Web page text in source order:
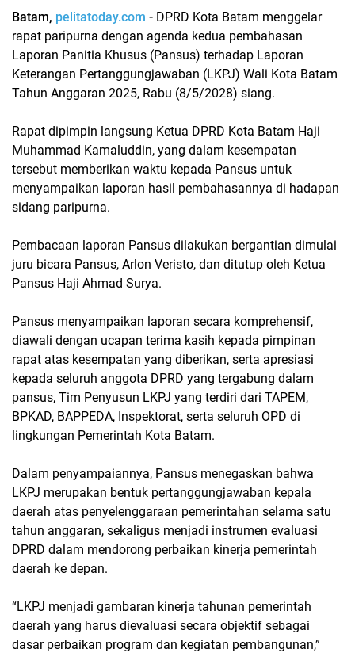
Batam, pelitatoday.com - DPRD Kota Batam menggelar
rapat paripurna dengan agenda kedua pembahasan
Laporan Panitia Khusus (Pansus) terhadap Laporan
Keterangan Pertanggungjawaban (LKPJ) Wali Kota Batam
Tahun Anggaran 2025, Rabu (8/5/2028) siang.
Rapat dipimpin langsung Ketua DPRD Kota Batam Haji
Muhammad Kamaluddin, yang dalam kesempatan
tersebut memberikan waktu kepada Pansus untuk
menyampaikan laporan hasil pembahasannya di hadapan
sidang paripurna.
Pembacaan laporan Pansus dilakukan bergantian dimulai
juru bicara Pansus, Arlon Veristo, dan ditutup oleh Ketua
Pansus Haji Ahmad Surya.
Pansus menyampaikan laporan secara komprehensif,
diawali dengan ucapan terima kasih kepada pimpinan
rapat atas kesempatan yang diberikan, serta apresiasi
kepada seluruh anggota DPRD yang tergabung dalam
pansus, Tim Penyusun LKPJ yang terdiri dari TAPEM,
BPKAD, BAPPEDA, Inspektorat, serta seluruh OPD di
lingkungan Pemerintah Kota Batam.
Dalam penyampaiannya, Pansus menegaskan bahwa
LKPJ merupakan bentuk pertanggungjawaban kepala
daerah atas penyelenggaraan pemerintahan selama satu
tahun anggaran, sekaligus menjadi instrumen evaluasi
DPRD dalam mendorong perbaikan kinerja pemerintah
daerah ke depan.
“LKPJ menjadi gambaran kinerja tahunan pemerintah
daerah yang harus dievaluasi secara objektif sebagai
dasar perbaikan program dan kegiatan pembangunan,”